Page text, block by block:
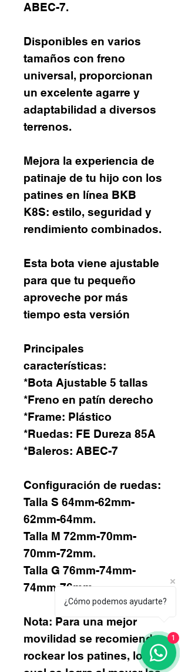
ABEC-7.
Disponibles en varios
tamaños con freno
universal, proporcionan
un excelente agarre y
adaptabilidad a diversos
terrenos.
Mejora la experiencia de
patinaje de tu hijo con los
patines en línea BKB
K8S: estilo, seguridad y
rendimiento combinados.
Esta bota viene ajustable
para que tu pequeño
aproveche por más
tiempo esta versión
Principales
características:
*Bota Ajustable 5 tallas
*Freno en patín derecho
*Frame: Plástico
*Ruedas: FE Dureza 85A
*Baleros: ABEC-7
Configuración de ruedas:
Talla S 64mm-62mm-
62mm-64mm.
Talla M 72mm-70mm-
70mm-72mm.
Talla G 76mm-74mm-
74mm-76mm.
Nota: Para una mejor
movilidad se recomienda
rockear los patines, lo
¿Cómo podemos ayudarte?
1